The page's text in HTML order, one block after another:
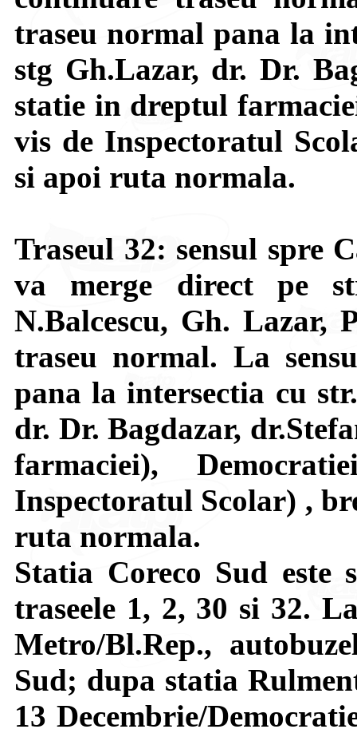
traseu normal pana la
stg Gh.Lazar, dr. Dr.
statie in dreptul
vis de Inspectoratul
si apoi ruta normala.
Traseul 32: sensul spre
va merge direct pe
N.Balcescu, Gh. Lazar,
traseu normal. La
pana la intersectia cu
dr. Dr. Bagdazar,
farmaciei),
Inspectoratul Scolar) ,
ruta normala.
Statia Coreco Sud este
traseele 1, 2, 30 si 32.
Metro/Bl.Rep.,
Sud; dupa statia
13 Decembrie/